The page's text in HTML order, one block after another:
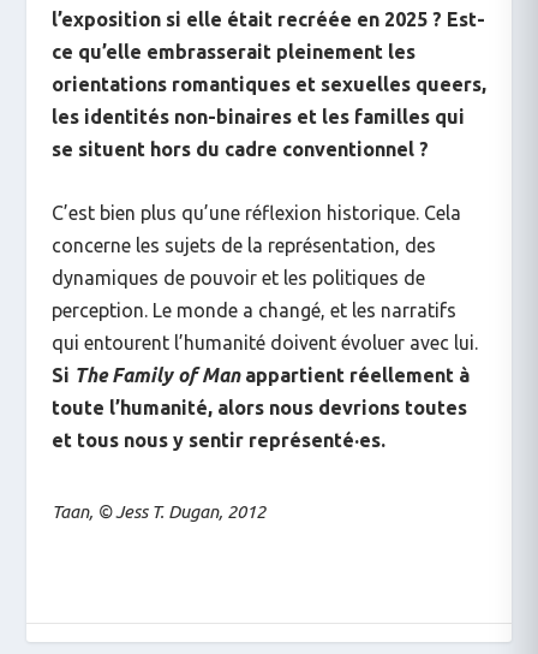
l’exposition si elle était recréée en 2025 ? Est-
ce qu’elle embrasserait pleinement les
orientations romantiques et sexuelles queers,
les identités non-binaires et les familles qui
se situent hors du cadre conventionnel ?
C’est bien plus qu’une réflexion historique. Cela
concerne les sujets de la représentation, des
dynamiques de pouvoir et les politiques de
perception. Le monde a changé, et les narratifs
qui entourent l’humanité doivent évoluer avec lui.
Si The Family of Man appartient réellement à
toute l’humanité, alors nous devrions toutes
et tous nous y sentir représenté·es.
Taan, © Jess T. Dugan, 2012